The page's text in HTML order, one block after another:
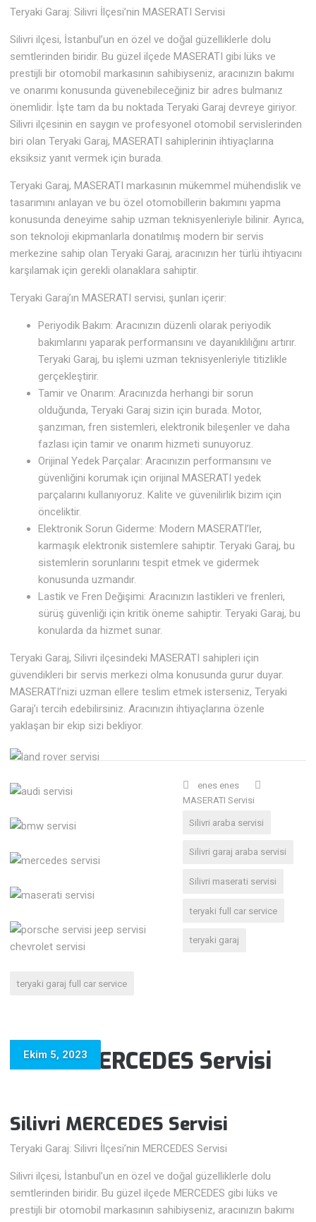
Teryaki Garaj: Silivri İlçesi’nin MASERATI Servisi
Silivri ilçesi, İstanbul’un en özel ve doğal güzelliklerle dolu
semtlerinden biridir. Bu güzel ilçede MASERATI gibi lüks ve
prestijli bir otomobil markasının sahibiyseniz, aracınızın bakımı
ve onarımı konusunda güvenebileceğiniz bir adres bulmanız
önemlidir. İşte tam da bu noktada Teryaki Garaj devreye giriyor.
Silivri ilçesinin en saygın ve profesyonel otomobil servislerinden
biri olan Teryaki Garaj, MASERATI sahiplerinin ihtiyaçlarına
eksiksiz yanıt vermek için burada.
Teryaki Garaj, MASERATI markasının mükemmel mühendislik ve
tasarımını anlayan ve bu özel otomobillerin bakımını yapma
konusunda deneyime sahip uzman teknisyenleriyle bilinir. Ayrıca,
son teknoloji ekipmanlarla donatılmış modern bir servis
merkezine sahip olan Teryaki Garaj, aracınızın her türlü ihtiyacını
karşılamak için gerekli olanaklara sahiptir.
Teryaki Garaj’ın MASERATI servisi, şunları içerir:
Periyodik Bakım: Aracınızın düzenli olarak periyodik
bakımlarını yaparak performansını ve dayanıklılığını artırır.
Teryaki Garaj, bu işlemi uzman teknisyenleriyle titizlikle
gerçekleştirir.
Tamir ve Onarım: Aracınızda herhangi bir sorun
olduğunda, Teryaki Garaj sizin için burada. Motor,
şanzıman, fren sistemleri, elektronik bileşenler ve daha
fazlası için tamir ve onarım hizmeti sunuyoruz.
Orijinal Yedek Parçalar: Aracınızın performansını ve
güvenliğini korumak için orijinal MASERATI yedek
parçalarını kullanıyoruz. Kalite ve güvenilirlik bizim için
önceliktir.
Elektronik Sorun Giderme: Modern MASERATI’ler,
karmaşık elektronik sistemlere sahiptir. Teryaki Garaj, bu
sistemlerin sorunlarını tespit etmek ve gidermek
konusunda uzmandır.
Lastik ve Fren Değişimi: Aracınızın lastikleri ve frenleri,
sürüş güvenliği için kritik öneme sahiptir. Teryaki Garaj, bu
konularda da hizmet sunar.
Teryaki Garaj, Silivri ilçesindeki MASERATI sahipleri için
güvendikleri bir servis merkezi olma konusunda gurur duyar.
MASERATI’nizi uzman ellere teslim etmek isterseniz, Teryaki
Garaj’ı tercih edebilirsiniz. Aracınızın ihtiyaçlarına özenle
yaklaşan bir ekip sizi bekliyor.
enes enes
MASERATI Servisi
Silivri araba servisi
Silivri garaj araba servisi
Silivri maserati servisi
teryaki full car service
teryaki garaj
teryaki garaj full car service
Silivri MERCEDES Servisi
Ekim 5, 2023
Silivri MERCEDES Servisi
Teryaki Garaj: Silivri İlçesi’nin MERCEDES Servisi
Silivri ilçesi, İstanbul’un en özel ve doğal güzelliklerle dolu
semtlerinden biridir. Bu güzel ilçede MERCEDES gibi lüks ve
prestijli bir otomobil markasının sahibiyseniz, aracınızın bakımı